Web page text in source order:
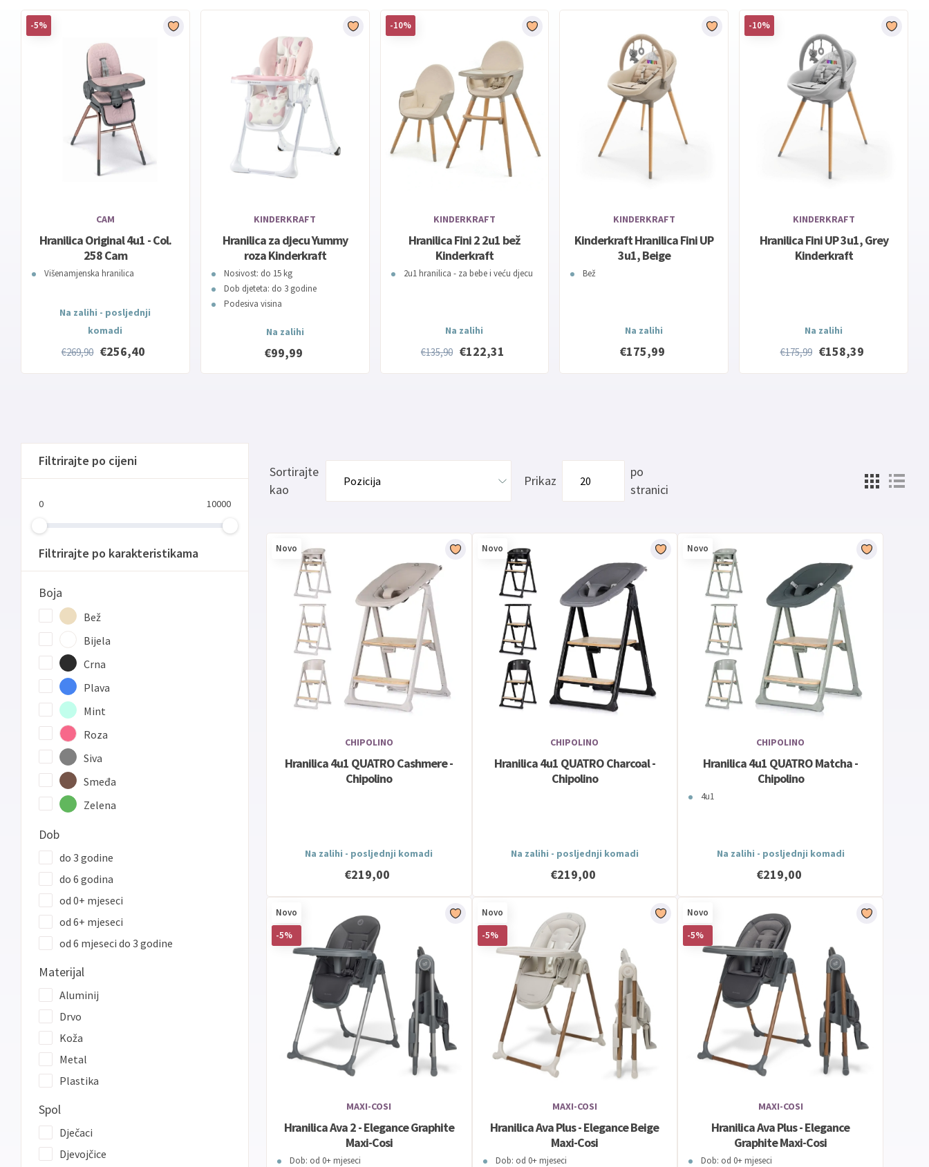
-5%
CAM
Hranilica Original 4u1 - Col.
258 Cam
Višenamjenska hranilica
Na zalihi - posljednji
komadi
€269,90 €256,40
KINDERKRAFT
Hranilica za djecu Yummy
roza Kinderkraft
Nosivost: do 15 kg
Dob djeteta: do 3 godine
Podesiva visina
Podesivi pladanjNa zalihi
€99,99
-10%
KINDERKRAFT
Hranilica Fini 2 2u1 bež
Kinderkraft
2u1 hranilica - za bebe i veću djecu
Na zalihi
€135,90 €122,31
KINDERKRAFT
Kinderkraft Hranilica Fini UP
3u1, Beige
Bež
Na zalihi
€175,99
-10%
KINDERKRAFT
Hranilica Fini UP 3u1, Grey
Kinderkraft
Na zalihi
€175,99 €158,39
Filtrirajte po cijeni
0 10000
Filtrirajte po karakteristikama
Boja
Bež
Bijela
Crna
Plava
Mint
Roza
Siva
Smeđa
Zelena
Dob
do 3 godine
do 6 godina
od 0+ mjeseci
od 6+ mjeseci
od 6 mjeseci do 3 godine
Materijal
Aluminij
Drvo
Koža
Metal
Plastika
Spol
Dječaci
Djevojčice
Sortirajte
kao
Prikaz
po
stranici
Novo
CHIPOLINO
Hranilica 4u1 QUATRO Cashmere -
Chipolino
Na zalihi - posljednji komadi
€219,00
Novo
CHIPOLINO
Hranilica 4u1 QUATRO Charcoal -
Chipolino
Na zalihi - posljednji komadi
€219,00
Novo
CHIPOLINO
Hranilica 4u1 QUATRO Matcha -
Chipolino
4u1
Na zalihi - posljednji komadi
€219,00
Novo
-5%
MAXI-COSI
Hranilica Ava 2 - Elegance Graphite
Maxi-Cosi
Dob: od 0+ mjeseci
Novo
-5%
MAXI-COSI
Hranilica Ava Plus - Elegance Beige
Maxi-Cosi
Dob: od 0+ mjeseci
Novo
-5%
MAXI-COSI
Hranilica Ava Plus - Elegance
Graphite Maxi-Cosi
Dob: od 0+ mjeseci